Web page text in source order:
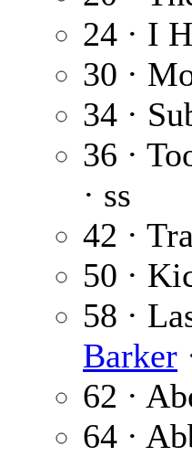
24 · I
30 ·
34 ·
36 ·
· ss
42 ·
50 ·
58 ·
Barker
62 ·
64 ·